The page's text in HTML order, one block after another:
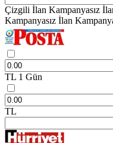
Çizgili İlan Kampanyasız
Kampanyasız İlan
TL 1 Gün
TL